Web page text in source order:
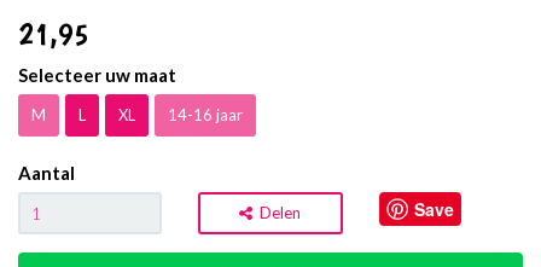
21,95
Selecteer uw maat
M L XL 14-16 jaar
Aantal
Delen Save